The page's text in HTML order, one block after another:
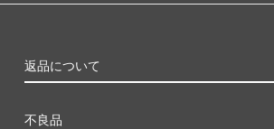
返品について
不良品